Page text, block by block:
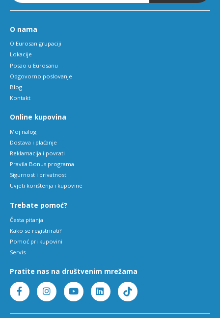
O nama
O Eurosan grupaciji
Lokacije
Posao u Eurosanu
Odgovorno poslovanje
Blog
Kontakt
Online kupovina
Moj nalog
Dostava i plaćanje
Reklamacija i povrati
Pravila Bonus programa
Sigurnost i privatnost
Uvjeti korištenja i kupovine
Trebate pomoć?
Česta pitanja
Kako se registrirati?
Pomoć pri kupovini
Servis
Pratite nas na društvenim mrežama